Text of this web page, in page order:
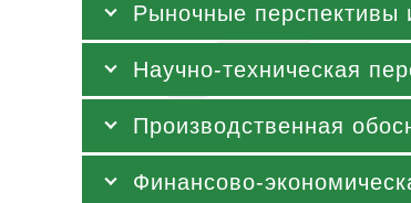
Рыночные перспективы
Научно-техническая
Производственная
Финансово-